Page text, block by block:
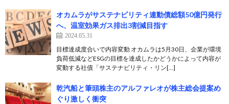
オカムラがサステナビリティ連動債総額50億円発行
へ、温室効果ガス排出3割減目指す
2024.05.31
目標達成度合いで内容変動 オカムラは5月30日、企業が環境
負荷低減などESGの目標を達成したかどうかによって内容が
変動する社債「サステナビリティ・リン[…]
乾汽船と筆頭株主のアルファレオが株主総会提案め
ぐり激しく衝突